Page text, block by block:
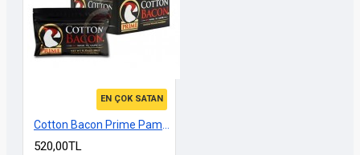
EN ÇOK SATAN
Cotton Bacon Prime Pamuk
520,00TL